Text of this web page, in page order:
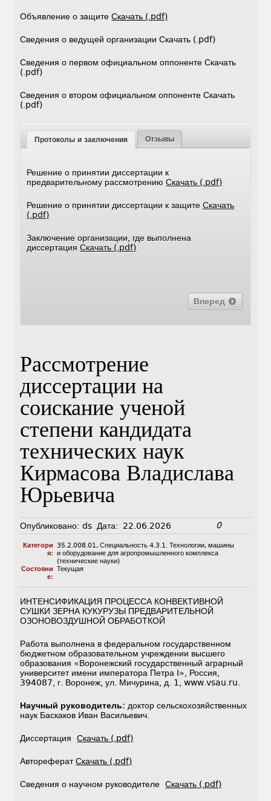
Объявление о защитеСкачать (.pdf)
Сведения о ведущей организации Скачать (.pdf)
Сведения о первом официальном оппоненте Скачать
(.pdf)
Сведения о втором официальном оппоненте Скачать
(.pdf)
Протоколы и заключения Отзывы
Решение о принятии диссертации к
предварительному рассмотрениюСкачать (.pdf)
Решение о принятии диссертации к защитеСкачать
(.pdf)
Заключение организации, где выполнена
диссертацияСкачать (.pdf)
Вперед
Рассмотрение
диссертации на
соискание ученой
степени кандидата
технических наук
Кирмасова Владислава
Юрьевича
Опубликовано: ds Дата: 22.06.2026 0
Категори
я:
35.2.008.01, Специальность 4.3.1. Технологии, машины
и оборудование для агропромышленного комплекса
(технические науки)
Состояни
е:
Текущая
ИНТЕНСИФИКАЦИЯ ПРОЦЕССА КОНВЕКТИВНОЙ
СУШКИ ЗЕРНА КУКУРУЗЫ ПРЕДВАРИТЕЛЬНОЙ
ОЗОНОВОЗДУШНОЙ ОБРАБОТКОЙ
Работа выполнена в федеральном государственном
бюджетном образовательном учреждении высшего
образования «Воронежский государственный аграрный
университет имени императора Петра I», Россия,
394087, г. Воронеж, ул. Мичурина, д. 1, www.vsau.ru.
Научный руководитель: доктор сельскохозяйственных
наук Баскаков Иван Васильевич.
ДиссертацияСкачать (.pdf)
АвторефератСкачать (.pdf)
Сведения о научном руководителеСкачать (.pdf)